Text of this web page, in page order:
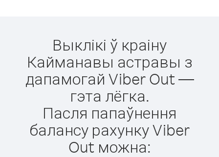
Выклікі ў краіну
Кайманавы астравы з
дапамогай Viber Out —
гэта лёгка.
Пасля папаўнення
балансу рахунку Viber
Out можна: